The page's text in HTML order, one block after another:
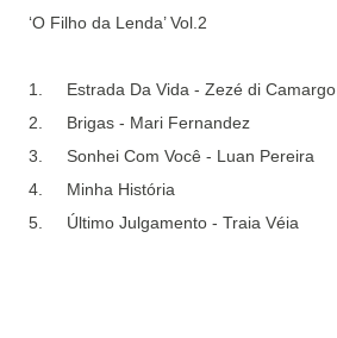
‘O Filho da Lenda’ Vol.2
1.
Estrada Da Vida - Zezé di Camargo
2.
Brigas - Mari Fernandez
3.
Sonhei Com Você - Luan Pereira
4.
Minha História
5.
Último Julgamento - Traia Véia